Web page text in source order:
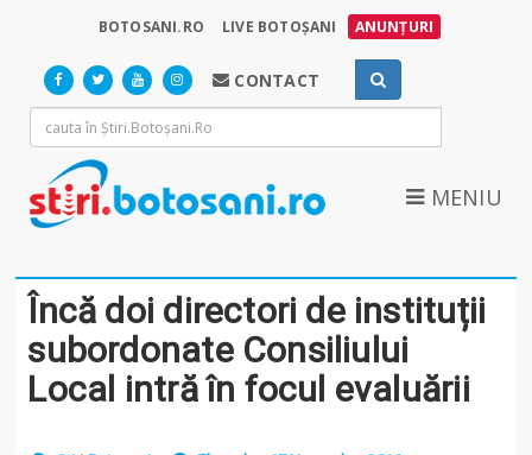
BOTOSANI.RO LIVE BOTOȘANI ANUNȚURI
CONTACT
MENIU
Încă doi directori de instituții
subordonate Consiliului
Local intră în focul evaluării